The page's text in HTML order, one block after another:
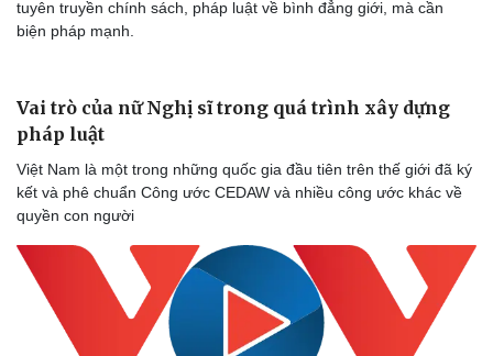
Bóng đá
Lịch thi đấu bóng đá
Hậu trường
Ô tô
tuyên truyền chính sách, pháp luật về bình đẳng giới, mà cần
biện pháp mạnh.
Vai trò của nữ Nghị sĩ trong quá trình xây dựng
pháp luật
Việt Nam là một trong những quốc gia đầu tiên trên thế giới đã ký
kết và phê chuẩn Công ước CEDAW và nhiều công ước khác về
quyền con người